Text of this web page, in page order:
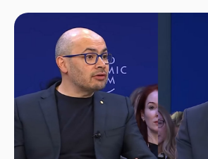
접어들었다”고 주장했다. 핵심은 대중이 체감하는
훨씬 빠르다는 데 있다. 많은 사람들이 AI로 인한 변
체감하지 못 하고 있다는 것. 그는 “미래는 오픈AI,
같은 기업에 소속된 놀라울 정도로 소수의 사람들에
자신도 AI 분야에서 일하고 있지만, 지금 벌어지는
행사할 수 없는 상황이라고 경고했다. 단지 지진이
있어 흔들림을 먼저 느낄 뿐이란 게 그의 고백이었
슈머의 글은 10일(현지시각) 소셜미디어 X에 올라
2만3000회 공유되며 폭발적인 반응을 일으켰다.
돌파했다.👉AI를 일하게 하라… ‘앤트로픽 패권’ 암